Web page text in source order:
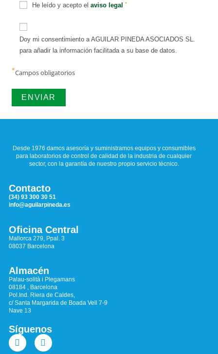
He leído y acepto elaviso legal *
Doy mi consentimiento a AGUILAR PINEDA ASOCIADOS SL.
para añadir la información facilitada a su base de datos.
*Campos obligatorios
Desde 1976 damos asesoría y suministramos equipos y consumibles
para laboratorios de control de calidad de la industria de cualquier
sector, con la garantía de nuestro propio servicio técnico.
Contacto
(34) 93 300 30 51
info@aguilarpineda.es
Oficina Central
Mallorca 279, Ppal. 3
08037 Barcelona
Almacén
Palau-solità i Plegamans
08184 , Barcelona
Pol.Ind. Riera de Caldes,
c/ Santa Margarida de Boada Vell 7-9
Nave 13
Síguenos